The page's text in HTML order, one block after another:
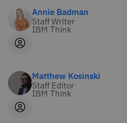
Annie Badman
Staff Writer
IBM Think
Matthew Kosinski
Staff Editor
IBM Think